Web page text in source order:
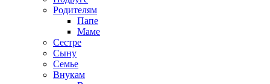
Родителям
Папе
Маме
Сестре
Сыну
Семье
Внукам